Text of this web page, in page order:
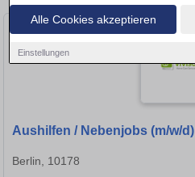
Alle Cookies akzeptieren
Einstellungen
Aushilfen / Nebenjobs (m/w/d)
Berlin, 10178